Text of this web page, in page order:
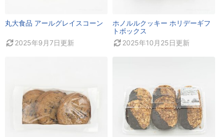
丸大食品 アールグレイスコーン
2025年9月7日更新
ホノルルクッキー ホリデーギフ
トボックス
2025年10月25日更新